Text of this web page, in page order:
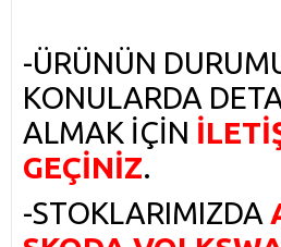
-ÜRÜNÜN
KONULARDA
ALMAK İÇİN
GEÇİNİZ.
-STOKLARIMIZDA